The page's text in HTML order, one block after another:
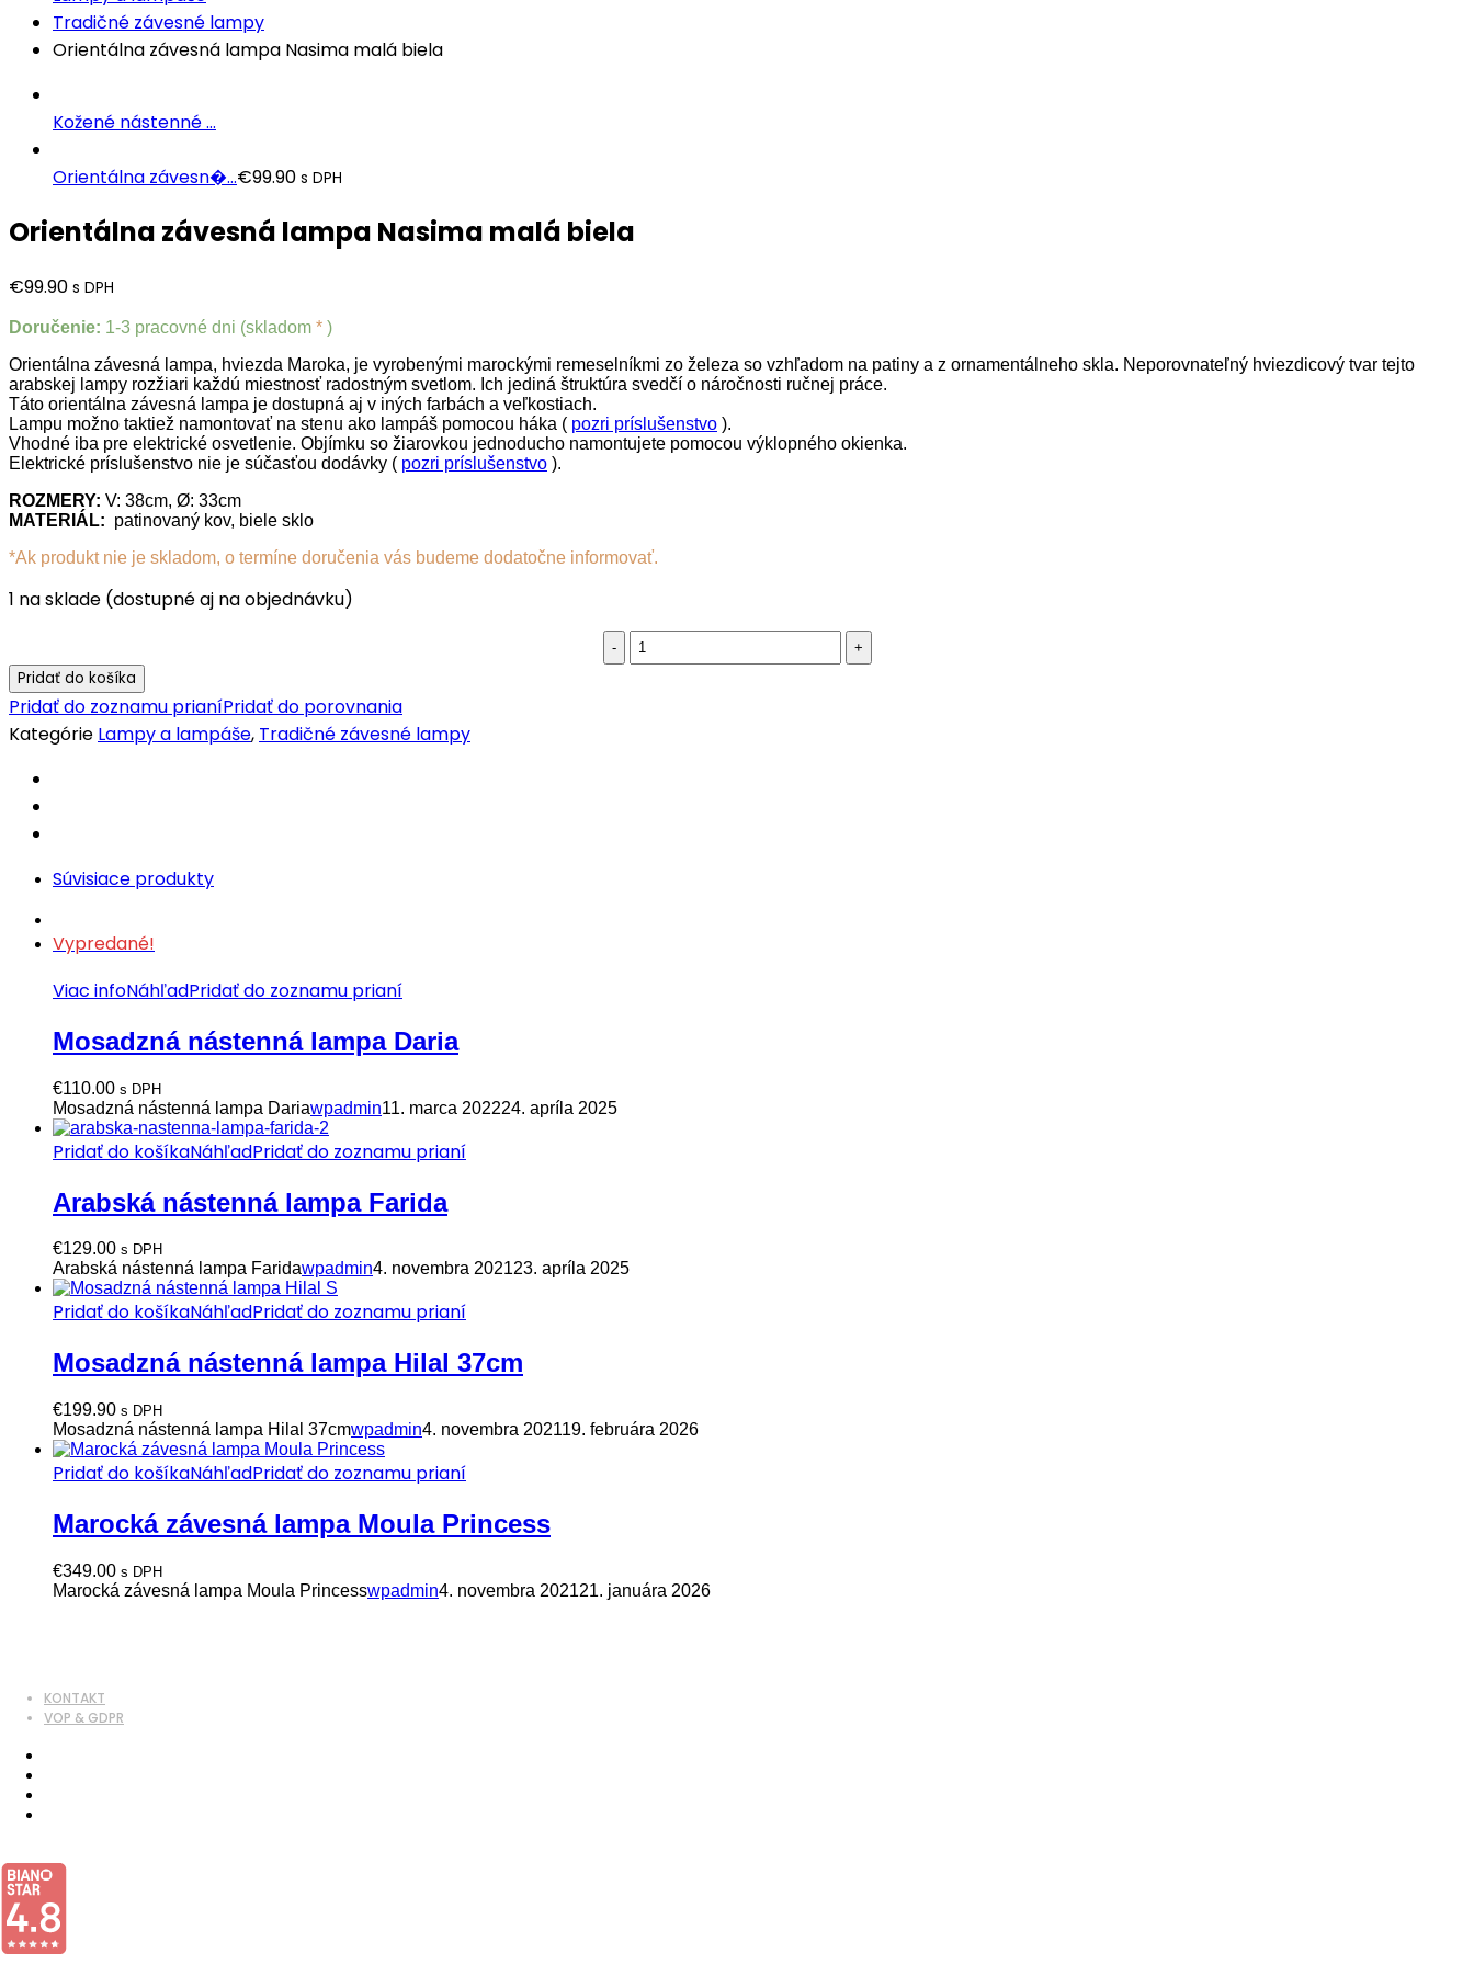
Tradičné závesné lampy
Orientálna závesná lampa Nasima malá biela
Kožené nástenné ...
Orientálna závesn�...€99.90 s DPH
Orientálna závesná lampa Nasima malá biela
€99.90 s DPH
Doručenie: 1-3 pracovné dni (skladom * )
Orientálna závesná lampa, hviezda Maroka, je vyrobenými marockými remeselníkmi zo železa so vzhľadom na patiny a z ornamentálneho skla. Neporovnateľný hviezdicový tvar tejto
arabskej lampy rozžiari každú miestnosť radostným svetlom. Ich jediná štruktúra svedčí o náročnosti ručnej práce.
Táto orientálna závesná lampa je dostupná aj v iných farbách a veľkostiach.
Lampu možno taktiež namontovať na stenu ako lampáš pomocou háka ( pozri príslušenstvo ).
Vhodné iba pre elektrické osvetlenie. Objímku so žiarovkou jednoducho namontujete pomocou výklopného okienka.
Elektrické príslušenstvo nie je súčasťou dodávky ( pozri príslušenstvo ).
ROZMERY: V: 38cm, Ø: 33cm
MATERIÁL: patinovaný kov, biele sklo
*Ak produkt nie je skladom, o termíne doručenia vás budeme dodatočne informovať.
1 na sklade (dostupné aj na objednávku)
Orientálna
závesná
Pridať do košíka
Pridať do zoznamu prianíPridať do porovnania
Kategórie Lampy a lampáše, Tradičné závesné lampy
Súvisiace produkty
Vypredané!
Viac infoNáhľadPridať do zoznamu prianí
Mosadzná nástenná lampa Daria
€110.00 s DPH
Mosadzná nástenná lampa Dariawpadmin11. marca 202224. apríla 2025
Pridať do košíkaNáhľadPridať do zoznamu prianí
Arabská nástenná lampa Farida
€129.00 s DPH
Arabská nástenná lampa Faridawpadmin4. novembra 202123. apríla 2025
Pridať do košíkaNáhľadPridať do zoznamu prianí
Mosadzná nástenná lampa Hilal 37cm
€199.90 s DPH
Mosadzná nástenná lampa Hilal 37cmwpadmin4. novembra 202119. februára 2026
Pridať do košíkaNáhľadPridať do zoznamu prianí
Marocká závesná lampa Moula Princess
€349.00 s DPH
Marocká závesná lampa Moula Princesswpadmin4. novembra 202121. januára 2026
KONTAKT
VOP & GDPR